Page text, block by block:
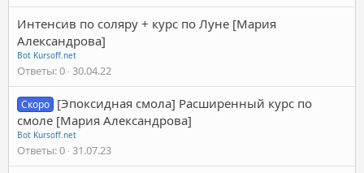
Интенсив по соляру + курс по Луне [Мария
Александрова]
Bot Kursoff.net
Ответы 0 30.04.22
Скоро [Эпоксидная смола] Расширенный курс по
смоле [Мария Александрова]
Bot Kursoff.net
Ответы 0 31.07.23